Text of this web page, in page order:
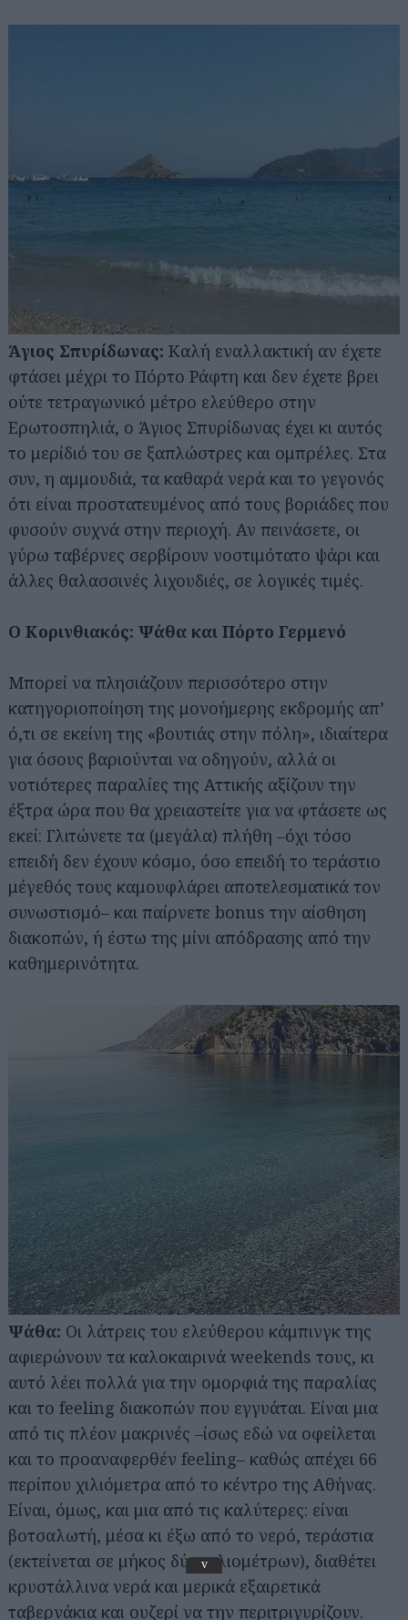
Άγιος Σπυρίδωνας: Καλή εναλλακτική αν έχετε
φτάσει μέχρι το Πόρτο Ράφτη και δεν έχετε βρει
ούτε τετραγωνικό μέτρο ελεύθερο στην
Ερωτοσπηλιά, ο Άγιος Σπυρίδωνας έχει κι αυτός
το μερίδιό του σε ξαπλώστρες και ομπρέλες. Στα
συν, η αμμουδιά, τα καθαρά νερά και το γεγονός
ότι είναι προστατευμένος από τους βοριάδες που
φυσούν συχνά στην περιοχή. Αν πεινάσετε, οι
γύρω ταβέρνες σερβίρουν νοστιμότατο ψάρι και
άλλες θαλασσινές λιχουδιές, σε λογικές τιμές.
Ο Κορινθιακός: Ψάθα και Πόρτο Γερμενό
Μπορεί να πλησιάζουν περισσότερο στην
κατηγοριοποίηση της μονοήμερης εκδρομής απ’
ό,τι σε εκείνη της «βουτιάς στην πόλη», ιδιαίτερα
για όσους βαριούνται να οδηγούν, αλλά οι
νοτιότερες παραλίες της Αττικής αξίζουν την
έξτρα ώρα που θα χρειαστείτε για να φτάσετε ως
εκεί: Γλιτώνετε τα (μεγάλα) πλήθη –όχι τόσο
επειδή δεν έχουν κόσμο, όσο επειδή το τεράστιο
μέγεθός τους καμουφλάρει αποτελεσματικά τον
συνωστισμό– και παίρνετε bonus την αίσθηση
διακοπών, ή έστω της μίνι απόδρασης από την
καθημερινότητα.
Ψάθα: Οι λάτρεις του ελεύθερου κάμπινγκ της
αφιερώνουν τα καλοκαιρινά weekends τους, κι
αυτό λέει πολλά για την ομορφιά της παραλίας
και το feeling διακοπών που εγγυάται. Είναι μια
από τις πλέον μακρινές –ίσως εδώ να οφείλεται
και το προαναφερθέν feeling– καθώς απέχει 66
περίπου χιλιόμετρα από το κέντρο της Αθήνας.
Είναι, όμως, και μια από τις καλύτερες: είναι
βοτσαλωτή, μέσα κι έξω από το νερό, τεράστια
(εκτείνεται σε μήκος δύο χιλιομέτρων), διαθέτει
κρυστάλλινα νερά και μερικά εξαιρετικά
ταβερνάκια και ουζερί να την περιτριγυρίζουν.
v